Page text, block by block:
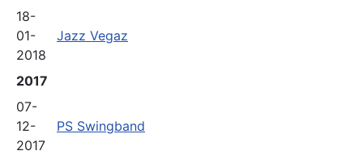
18-
01-
2018
Jazz Vegaz
2017
07-
12-
2017
PS Swingband